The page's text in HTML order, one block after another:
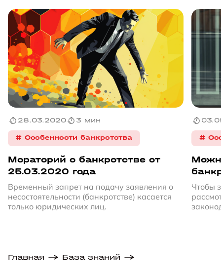
28.03.2020 3 мин
# Особенности банкротства
Мораторий о банкротстве от
25.03.2020 года
Временный запрет на подачу заявления о
несостоятельности (банкротстве) касается
только юридических лиц.
#
по
Чтобы
Главная База знаний